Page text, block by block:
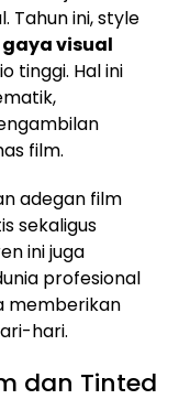
Tahun ini, style
gaya visual
tinggi. Hal ini
film.
adegan film
sekaligus
ini juga
profesional
memberikan
hari.
dan Tinted